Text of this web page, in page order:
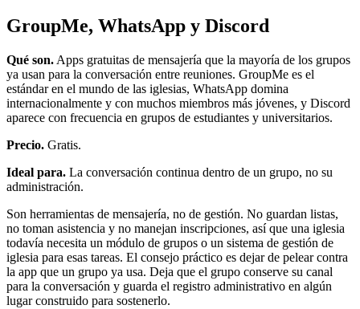
GroupMe, WhatsApp y Discord
Qué son. Apps gratuitas de mensajería que la mayoría de los grupos
ya usan para la conversación entre reuniones. GroupMe es el
estándar en el mundo de las iglesias, WhatsApp domina
internacionalmente y con muchos miembros más jóvenes, y Discord
aparece con frecuencia en grupos de estudiantes y universitarios.
Precio. Gratis.
Ideal para. La conversación continua dentro de un grupo, no su
administración.
Son herramientas de mensajería, no de gestión. No guardan listas,
no toman asistencia y no manejan inscripciones, así que una iglesia
todavía necesita un módulo de grupos o un sistema de gestión de
iglesia para esas tareas. El consejo práctico es dejar de pelear contra
la app que un grupo ya usa. Deja que el grupo conserve su canal
para la conversación y guarda el registro administrativo en algún
lugar construido para sostenerlo.